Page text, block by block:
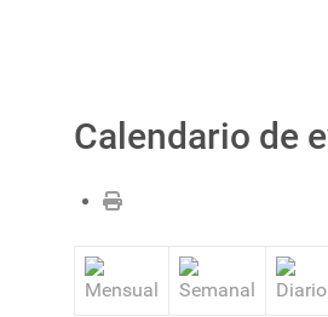
Calendario de